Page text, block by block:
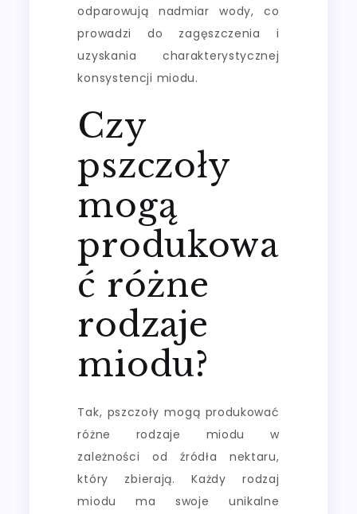
odparowują nadmiar wody, co
prowadzi do zagęszczenia i
uzyskania charakterystycznej
konsystencji miodu.
Czy
pszczoły
mogą
produkowa
ć różne
rodzaje
miodu?
Tak, pszczoły mogą produkować
różne rodzaje miodu w
zależności od źródła nektaru,
który zbierają. Każdy rodzaj
miodu ma swoje unikalne